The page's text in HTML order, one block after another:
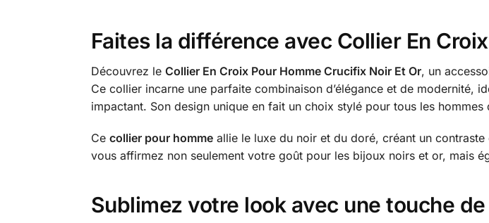
Faites la différence avec Collier En
Découvrez le Collier En Croix Pour Homme Crucifix Noir Et Or, un
Ce collier incarne une parfaite combinaison d’élégance et de modernité,
impactant. Son design unique en fait un choix stylé pour tous les
Ce collier pour hommeallie le luxe du noir et du doré, créant un contraste
vous affirmez non seulement votre goût pour les bijoux noirs et or, mais
Sublimez votre look avec une touche